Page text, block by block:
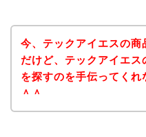
今、テックアイエスの商
だけど、テックアイエス
を探すのを手伝ってく
＾＾